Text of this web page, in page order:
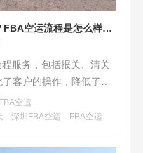
FBA空运和传统空运有什么区别？FBA空运流程是怎么样的？
服务，包括报关、清关
客户的操作，降低了成
此外，FBA空运在货物
优势，使其成为跨境电
空运
深圳FBA空运 FBA空运